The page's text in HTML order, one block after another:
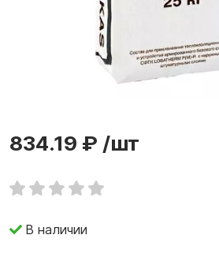
834.19 ₽ /шт
В наличии